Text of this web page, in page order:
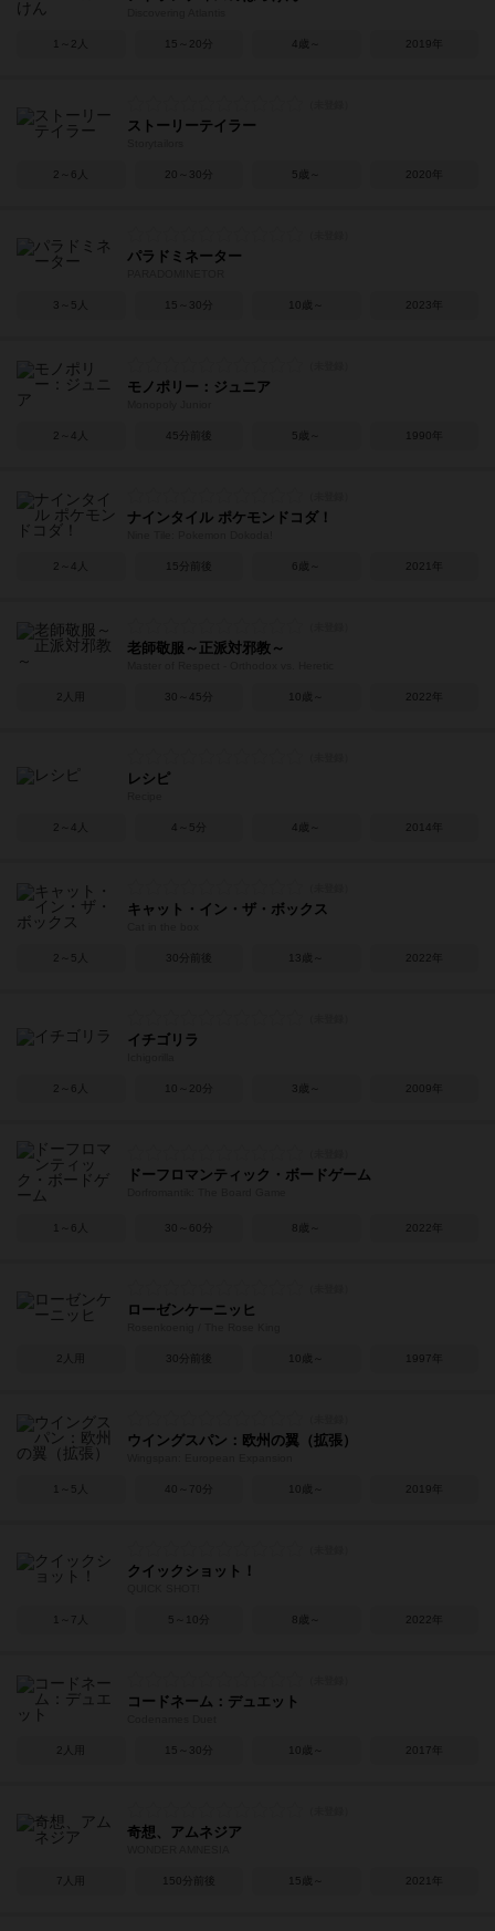
1～2人 15～20分 4歳～ 2019年
ストーリーテイラー
2～6人 20～30分 5歳～ 2020年
パラドミネーター
3～5人 15～30分 10歳～ 2023年
モノポリー：ジュニア
2～4人 45分前後 5歳～ 1990年
ナインタイル ポケモンドコダ！
2～4人 15分前後 6歳～ 2021年
老師敬服～正派対邪教～
2人用 30～45分 10歳～ 2022年
レシピ
2～4人 4～5分 4歳～ 2014年
キャット・イン・ザ・ボックス
2～5人 30分前後 13歳～ 2022年
イチゴリラ
2～6人 10～20分 3歳～ 2009年
ドーフロマンティック・ボードゲーム
1～6人 30～60分 8歳～ 2022年
ローゼンケーニッヒ
2人用 30分前後 10歳～ 1997年
ウイングスパン：欧州の翼（拡張）
1～5人 40～70分 10歳～ 2019年
クイックショット！
1～7人 5～10分 8歳～ 2022年
コードネーム：デュエット
2人用 15～30分 10歳～ 2017年
奇想、アムネジア
7人用 150分前後 15歳～ 2021年